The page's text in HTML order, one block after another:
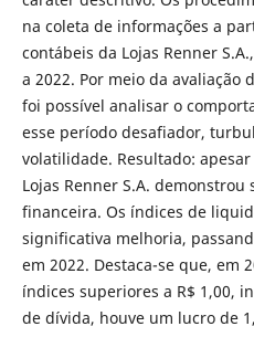
na coleta de informações a
contábeis da Lojas Renner
a 2022. Por meio da avaliação
foi possível analisar o
esse período desafiador,
volatilidade. Resultado:
Lojas Renner S.A. demonstrou
financeira. Os índices de
significativa melhoria,
em 2022. Destaca-se que, em
índices superiores a R$ 1,00,
de dívida, houve um lucro de